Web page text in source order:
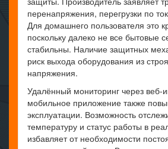
перенапряжения, перегрузки по
Для домашнего пользователя это
поскольку далеко не все бытовые
стабильны. Наличие защитных
риск выхода оборудования из
напряжения.
Удалённый мониторинг через веб-
мобильное приложение также
эксплуатации. Возможность
температуру и статус работы в
избавляет от необходимости